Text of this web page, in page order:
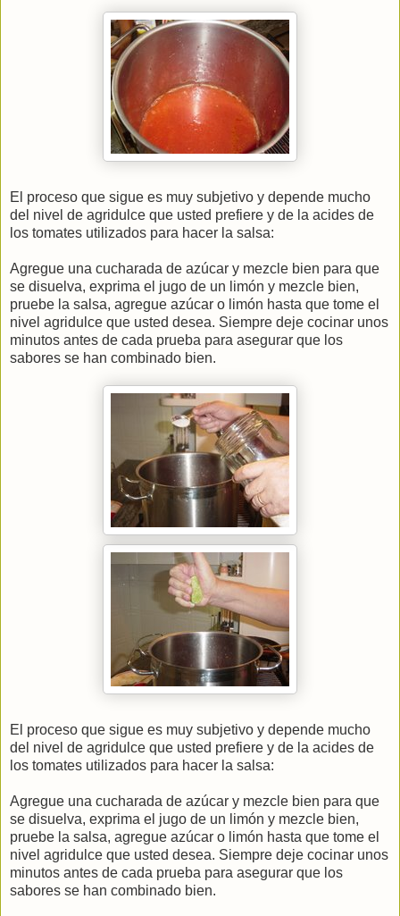
El proceso que sigue es muy subjetivo y depende mucho
del nivel de agridulce que usted prefiere y de la acides de
los tomates utilizados para hacer la salsa:
Agregue una cucharada de azúcar y mezcle bien para que
se disuelva, exprima el jugo de un limón y mezcle bien,
pruebe la salsa, agregue azúcar o limón hasta que tome el
nivel agridulce que usted desea. Siempre deje cocinar unos
minutos antes de cada prueba para asegurar que los
sabores se han combinado bien.
El proceso que sigue es muy subjetivo y depende mucho
del nivel de agridulce que usted prefiere y de la acides de
los tomates utilizados para hacer la salsa:
Agregue una cucharada de azúcar y mezcle bien para que
se disuelva, exprima el jugo de un limón y mezcle bien,
pruebe la salsa, agregue azúcar o limón hasta que tome el
nivel agridulce que usted desea. Siempre deje cocinar unos
minutos antes de cada prueba para asegurar que los
sabores se han combinado bien.